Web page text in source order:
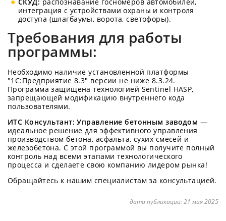
интеграция с устройствами охраны и контроля
доступа (шлагбаумы, ворота, светофоры).
Требования для работы
программы:
Необходимо наличие установленной платформы
"1С:Предприятие 8.3" версии не ниже 8.3.24.
Программа защищена технологией Sentinel HASP,
запрещающей модификацию внутреннего кода
пользователями.
ИТС Консультант: Управление бетонным заводом —
идеальное решение для эффективного управления
производством бетона, асфальта, сухих смесей и
железобетона. С этой программой вы получите полный
контроль над всеми этапами технологического
процесса и сделаете свою компанию лидером рынка!
Обращайтесь к нашим специалистам за консультацией.
дата публикации:21 мая 2025